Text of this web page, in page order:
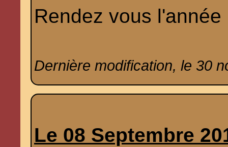
Rendez vous
Dernière modification, le 30
Le 08 Septembre